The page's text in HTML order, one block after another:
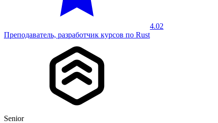
4.02
Преподаватель, разработчик курсов по Rust
Senior